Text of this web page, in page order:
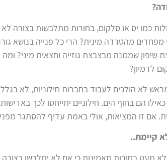
כמו יס או סלקום, בחורות מתלבשות בצורה
מפחדים מהטרדה מינית? הרי כל פנייה
שיפון שממנה מבצבצת גוזייה וחצאית מיני?
לדמיון?
לא הולכים לעבוד בחברות חילוניות, לא
הם בחוף הים. חילוניים יתייחסו לכך
אם זו המציאות, אולי באמת עדיף להסתגר
קיימת..
מעט בחורות מאמינות כי אם לא יתלבשו